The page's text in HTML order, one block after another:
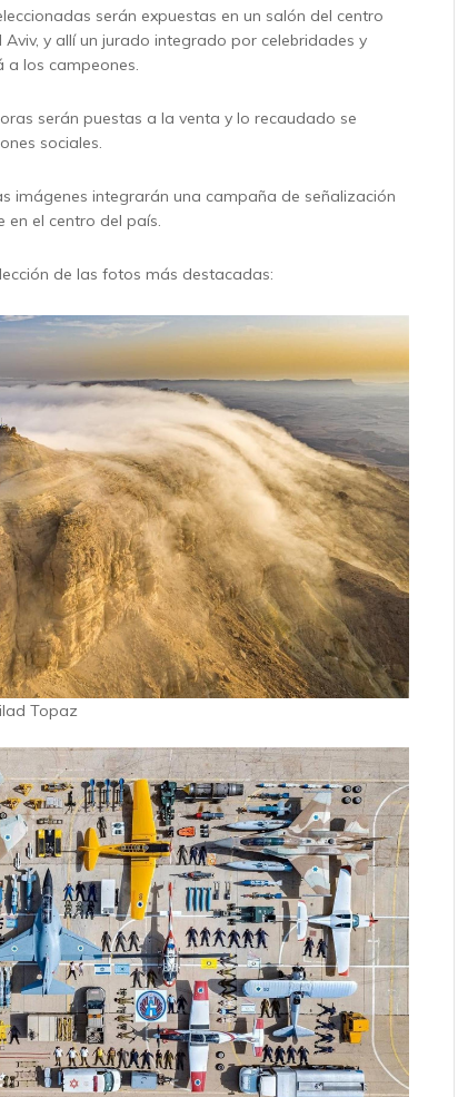
serán expuestas en un salón del centro
Aviv, y allí un jurado integrado por celebridades y
a los campeones.
serán puestas a la venta y lo recaudado se
sociales.
imágenes integrarán una campaña de señalización
en el centro del país.
de las fotos más destacadas:
Topaz